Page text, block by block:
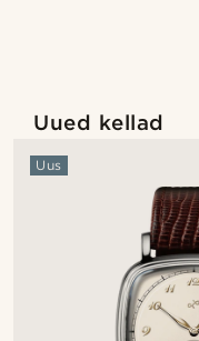
Uued kellad
Uus